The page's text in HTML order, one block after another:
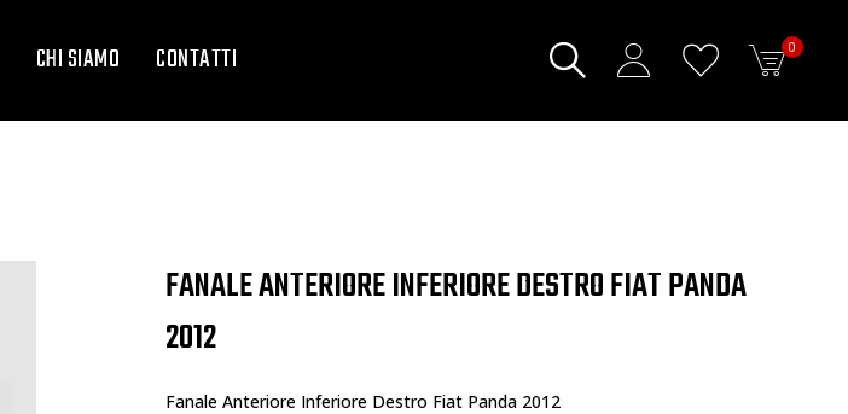
0
CHI SIAMO CONTATTI
FANALE ANTERIORE INFERIORE DESTRO FIAT PANDA
2012
Fanale Anteriore Inferiore Destro Fiat Panda 2012